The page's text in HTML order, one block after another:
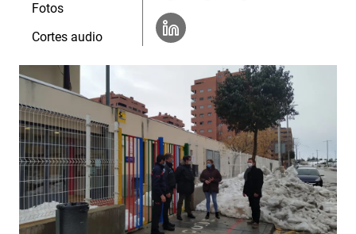
Fotos
Cortes audio